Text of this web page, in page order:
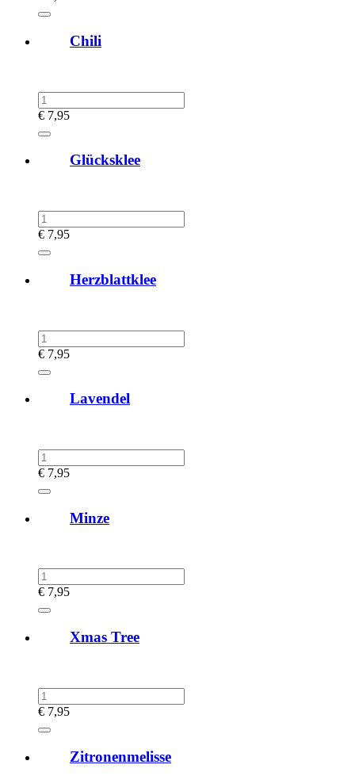
Chili
€ 7,95
Glücksklee
€ 7,95
Herzblattklee
€ 7,95
Lavendel
€ 7,95
Minze
€ 7,95
Xmas Tree
€ 7,95
Zitronenmelisse